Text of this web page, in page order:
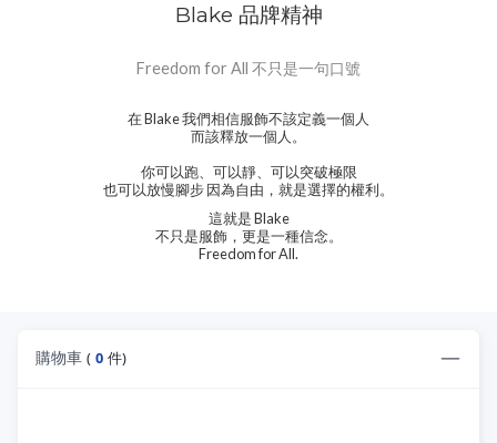
Blake 品牌精神
Freedom for All 不只是一句口號
在 Blake 我們相信服飾不該定義一個人
而該釋放一個人。
你可以跑、可以靜、可以突破極限
也可以放慢腳步 因為自由，就是選擇的權利。
這就是 Blake
不只是服飾，更是一種信念。
Freedom for All.
購物車 ( 0 件)